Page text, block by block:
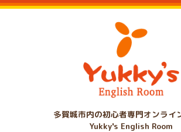
多賀城市内の初心者専門オンライ
Yukky's English Room